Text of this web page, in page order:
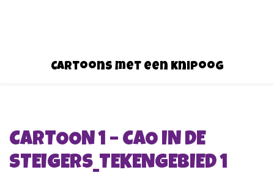
Cartoons met een knipoog
CARTOON 1 – CAO IN DE
STEIGERS_TEKENGEBIED 1